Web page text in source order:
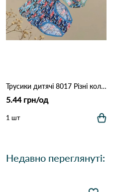
Трусики дитячі 8017 Різні кольори
5.44 грн/од
1 шт
Недавно переглянуті: